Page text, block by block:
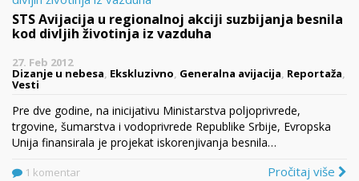
STS Avijacija u regionalnoj akciji suzbijanja besnila
kod divljih životinja iz vazduha
27. Feb 2012
Dizanje u nebesa, Ekskluzivno, Generalna avijacija, Reportaža,
Vesti
Pre dve godine, na inicijativu Ministarstva poljoprivrede,
trgovine, šumarstva i vodoprivrede Republike Srbije, Evropska
Unija finansirala je projekat iskorenjivanja besnila…
1 komentar Pročitaj više